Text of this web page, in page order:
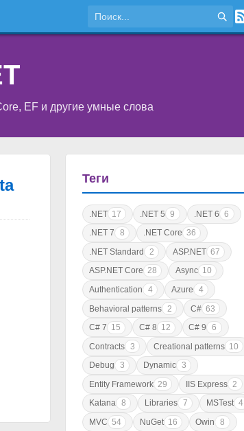
EF и другие умные слова
Теги
.NET 17 .NET 5 9 .NET 6 6
.NET 7
8 .NET Core 36
.NET Standard
2 ASP.NET 67
ASP.NET Core 28 Async 10
Authentication
4 Azure
4
Behavioral patterns
2 C# 63
C# 7 15 C# 8 12 C# 9
6
Contracts 3 Creational patterns 10
Debug
3 Dynamic 3
Entity Framework 29 IIS Express 2
Katana 8 Libraries 7 MSTest 4
MVC 54 NuGet 16 Owin
8